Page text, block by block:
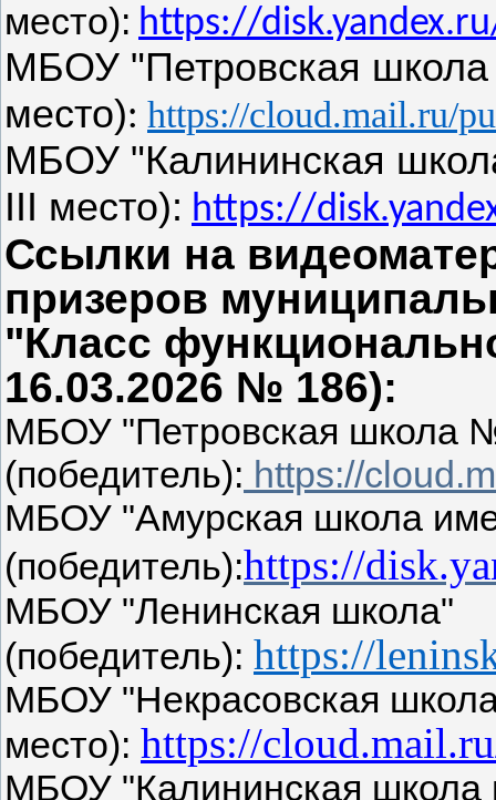
место): https://
МБОУ "Петровская
место): https://cloud.mail.ru/
МБОУ "Калининская
III место): https://
Ссылки на
призеров
"Класс
16.03.2026 № 186):
МБОУ "Петровская школа
(победитель): https://
МБОУ "Амурская школа
(победитель):https://
МБОУ "Ленинская школа"
(победитель): https://
МБОУ "Некрасовская
место): https://
МБОУ "Калининская школа